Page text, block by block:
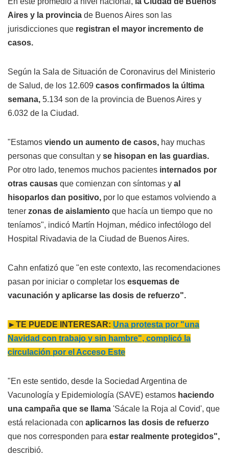
Aires y la provincia de Buenos Aires son las
jurisdicciones que registran el mayor incremento de
casos.
Según la Sala de Situación de Coronavirus del Ministerio
de Salud, de los 12.609 casos confirmados la última
semana, 5.134 son de la provincia de Buenos Aires y
6.032 de la Ciudad.
"Estamos viendo un aumento de casos, hay muchas
personas que consultan y se hisopan en las guardias.
Por otro lado, tenemos muchos pacientes internados por
otras causas que comienzan con síntomas y al
hisoparlos dan positivo, por lo que estamos volviendo a
tener zonas de aislamiento que hacía un tiempo que no
teníamos", indicó Martín Hojman, médico infectólogo del
Hospital Rivadavia de la Ciudad de Buenos Aires.
Cahn enfatizó que "en este contexto, las recomendaciones
pasan por iniciar o completar los esquemas de
vacunación y aplicarse las dosis de refuerzo".
►TE PUEDE INTERESAR: Una protesta por "una
Navidad con trabajo y sin hambre", complicó la
circulación por el Acceso Este
"En este sentido, desde la Sociedad Argentina de
Vacunología y Epidemiología (SAVE) estamos haciendo
una campaña que se llama 'Sácale la Roja al Covid', que
está relacionada con aplicarnos las dosis de refuerzo
que nos corresponden para estar realmente protegidos",
describió.